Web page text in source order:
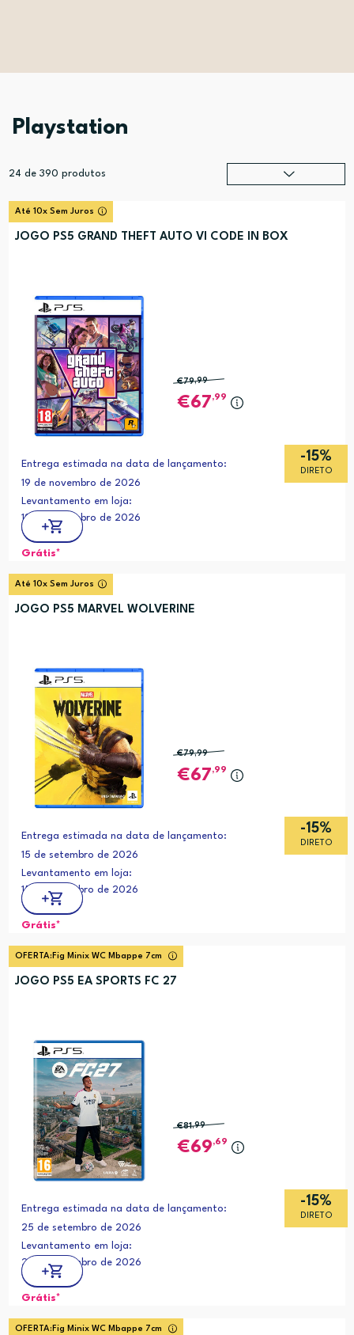
Playstation
24 de 390 produtos
Até 10x Sem Juros
JOGO PS5 GRAND THEFT AUTO VI CODE IN BOX
-15%
DIRETO
€79,99
67,99
Entrega estimada na data de lançamento:
19 de novembro de 2026
Levantamento em loja:
19 de novembro de 2026
Grátis*
Até 10x Sem Juros
JOGO PS5 MARVEL WOLVERINE
-15%
DIRETO
€79,99
67,99
Entrega estimada na data de lançamento:
15 de setembro de 2026
Levantamento em loja:
15 de setembro de 2026
Grátis*
OFERTA:Fig Minix WC Mbappe 7cm
JOGO PS5 EA SPORTS FC 27
-15%
DIRETO
€81,99
69,69
Entrega estimada na data de lançamento:
25 de setembro de 2026
Levantamento em loja:
25 de setembro de 2026
Grátis*
OFERTA: Fig Minix WC Mbappe 7cm